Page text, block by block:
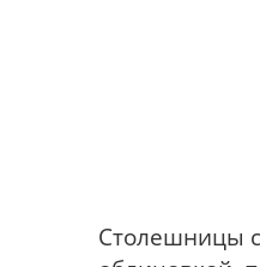
Столешницы